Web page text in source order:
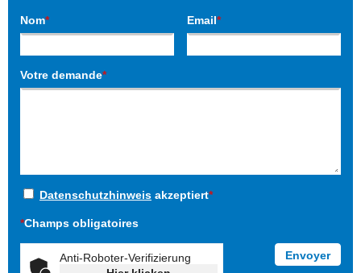
Nom* Email*
Votre demande*
Datenschutzhinweis akzeptiert*
*Champs obligatoires
Anti-Roboter-Verifizierung